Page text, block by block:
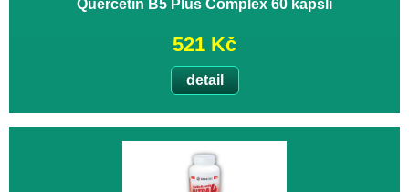
Quercetin B5 Plus Complex 60 kapslí
521 Kč
detail